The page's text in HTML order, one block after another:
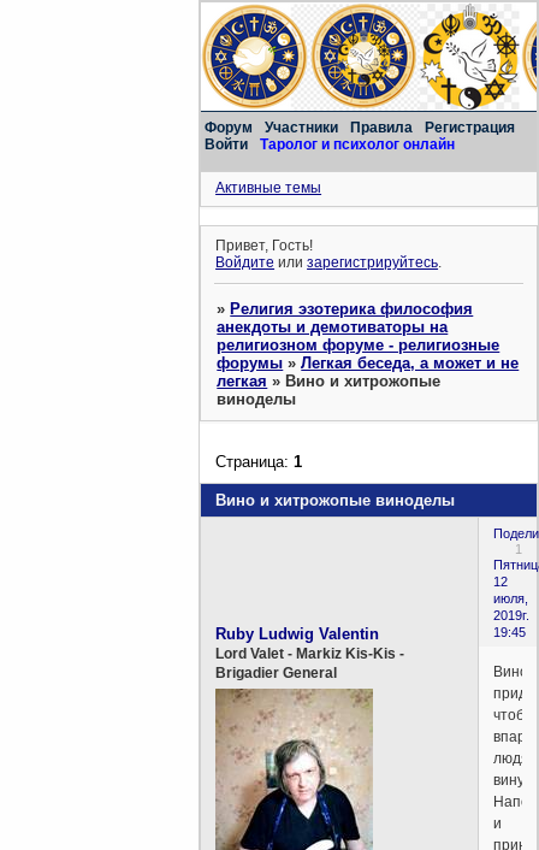
Форум Участники Правила
Регистрация
Войти
Таролог и психолог онлайн
Активные темы
Привет, Гость!
Войдите илизарегистрируйтесь.
»Религия эзотерика философия
анекдоты и демотиваторы на
религиозном форуме - религиозные
форумы »Легкая беседа, а может и не
легкая »Вино и хитрожопые
виноделы
Вино и хитрожопые виноделы
Страница:1
1
12
июля,
2019г.
19:45
Ruby Ludwig Valentin
Lord Valet - Markiz Kis-Kis -
Brigadier General
Вино
чтобы
людям
вину.
и